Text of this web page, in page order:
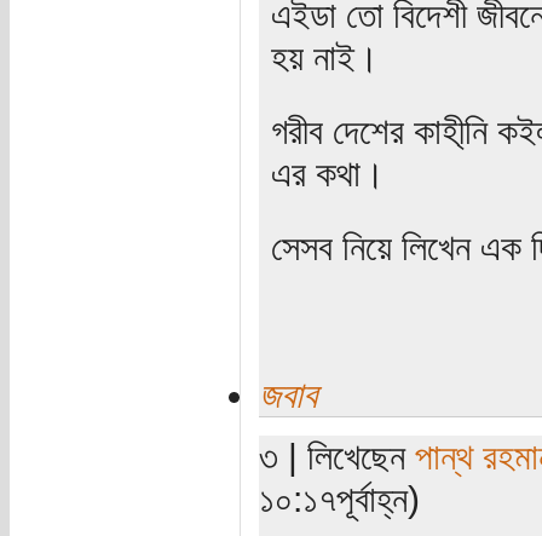
এইডা তো বিদেশী
হয় নাই।
গরীব দেশের কাহী্নি
এর কথা।
সেসব নিয়ে লিখেন এক
জবাব
৩ | লিখেছেন পান্থ
১০:১৭পূর্বাহ্ন)